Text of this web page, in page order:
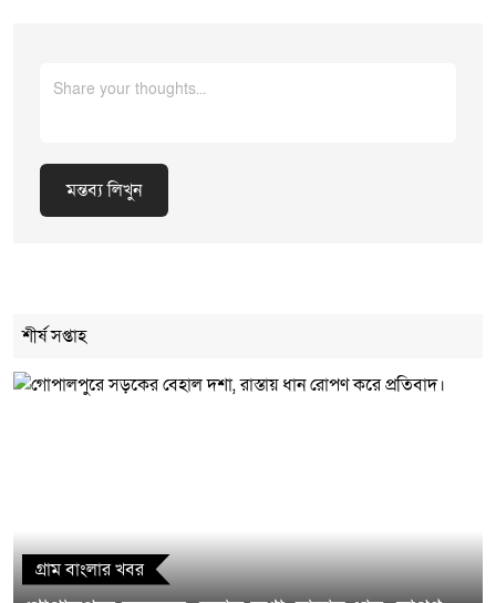
মন্তব্য লিখুন
শীর্ষ সপ্তাহ
গ্রাম বাংলার খবর